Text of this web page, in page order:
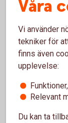
Villkor
ISK
Gäller från
Våra
Vi använder
tekniker för
finns även
upplevelse:
Relevant
Du kan ta